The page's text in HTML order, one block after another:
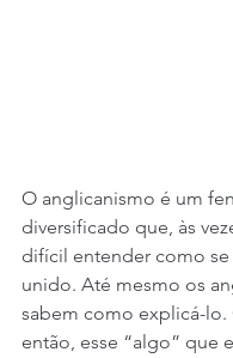
O anglicanismo é um
diversificado que, às
difícil entender como se
unido. Até mesmo os
sabem como explicá-lo.
então, esse “algo” que